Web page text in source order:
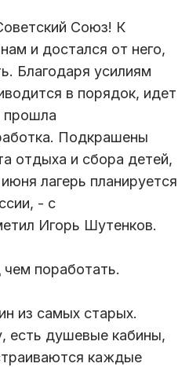
Союз! К
и достался от него,
Благодаря усилиям
в порядок, идет
прошла
Подкрашены
отдыха и сбора детей,
лагерь планируется
- с
Игорь Шутенков.
поработать.
из самых старых.
есть душевые кабины,
каждые